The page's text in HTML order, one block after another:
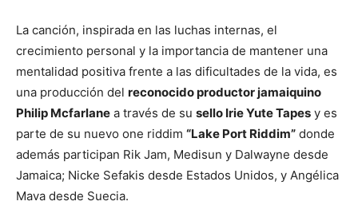
La canción, inspirada en las luchas internas, el
crecimiento personal y la importancia de mantener una
mentalidad positiva frente a las dificultades de la vida, es
una producción del reconocido productor jamaiquino
Philip Mcfarlane a través de su sello Irie Yute Tapes y es
parte de su nuevo one riddim “Lake Port Riddim” donde
además participan Rik Jam, Medisun y Dalwayne desde
Jamaica; Nicke Sefakis desde Estados Unidos, y Angélica
Mava desde Suecia.